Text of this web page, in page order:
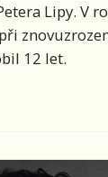
Lipy. V
12 let.